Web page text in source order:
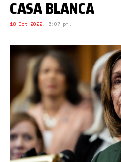
CASA BLANCA
18 Oct 2022, 5:07 pm.